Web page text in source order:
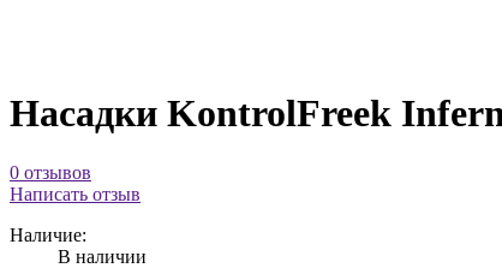
Насадки KontrolFreek
0 отзывов
Написать отзыв
Наличие:
В наличии